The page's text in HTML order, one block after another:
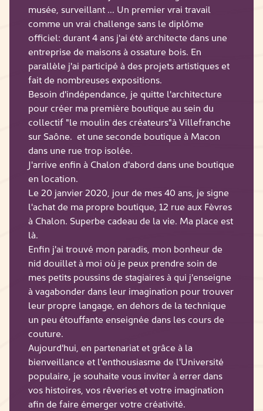
musée, surveillant ... Un premier vrai travail
comme un vrai challenge sans le diplôme
officiel: durant 4 ans j'ai été architecte dans une
entreprise de maisons à ossature bois. En
parallèle j'ai participé à des projets artistiques et
fait de nombreuses expositions.
Besoin d'indépendance, je quitte l'architecture
pour créer ma première boutique au sein du
collectif "le moulin des créateurs"à Villefranche
sur Saône. et une seconde boutique à Macon
dans une rue trop isolée.
J'arrive enfin à Chalon d'abord dans une boutique
en location.
Le 20 janvier 2020, jour de mes 40 ans, je signe
l'achat de ma propre boutique, 12 rue aux Fèvres
à Chalon. Superbe cadeau de la vie. Ma place est
là.
Enfin j'ai trouvé mon paradis, mon bonheur de
nid douillet à moi où je peux prendre soin de
mes petits poussins de stagiaires à qui j'enseigne
à vagabonder dans leur imagination pour trouver
leur propre langage, en dehors de la technique
un peu étouffante enseignée dans les cours de
couture.
Aujourd'hui, en partenariat et grâce à la
bienveillance et l'enthousiasme de l'Université
populaire, je souhaite vous inviter à errer dans
vos histoires, vos rêveries et votre imagination
afin de faire émerger votre créativité.